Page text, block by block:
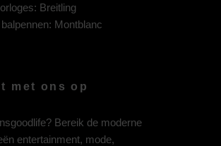
Breitling
Montblanc
met ons op
Bereik de moderne
entertainment, mode,